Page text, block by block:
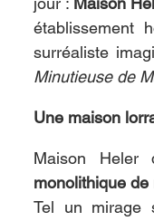
établissement
surréaliste
Minutieuse de
Une maison
Maison Heler
monolithique de
Tel un mirage